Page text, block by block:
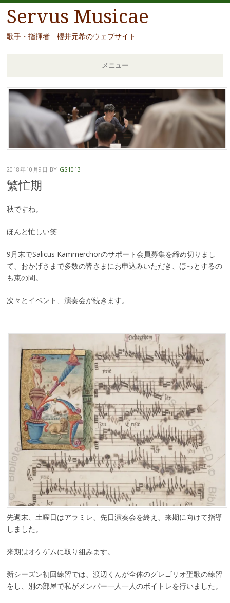
Servus Musicae
歌手・指揮者 櫻井元希のウェブサイト
メニュー
コ
ン
テ
移
動
2018年10月9日 BY GS1013
繁忙期
秋ですね。
ほんと忙しい笑
9月末でSalicus Kammerchorのサポート会員募集を締め切りまし
て、おかげさまで多数の皆さまにお申込みいただき、ほっとするの
も束の間。
次々とイベント、演奏会が続きます。
先週末、土曜日はアラミレ、先日演奏会を終え、来期に向けて指導
しました。
来期はオケゲムに取り組みます。
新シーズン初回練習では、渡辺くんが全体のグレゴリオ聖歌の練習
をし、別の部屋で私がメンバー一人一人のボイトレを行いました。